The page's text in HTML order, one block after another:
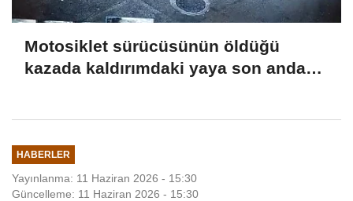
Motosiklet sürücüsünün öldüğü
kazada kaldırımdaki yaya son anda
HABERLER
Yayınlanma: 11 Haziran 2026 - 15:30
Güncelleme: 11 Haziran 2026 - 15:30